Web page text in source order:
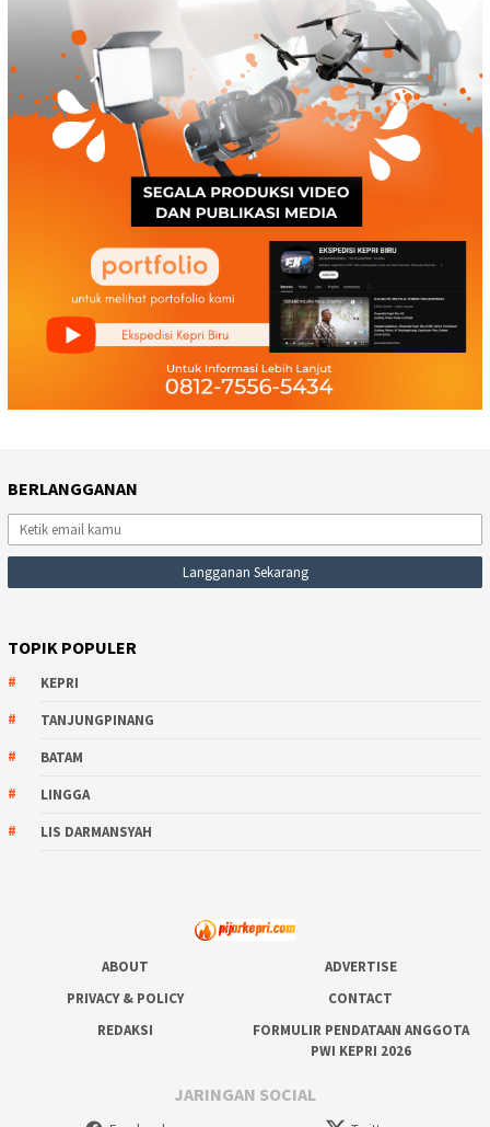
BERLANGGANAN
TOPIK POPULER
KEPRI
TANJUNGPINANG
BATAM
LINGGA
LIS DARMANSYAH
ABOUT
ADVERTISE
PRIVACY & POLICY
CONTACT
REDAKSI
FORMULIR PENDATAAN ANGGOTA
PWI KEPRI 2026
JARINGAN SOCIAL